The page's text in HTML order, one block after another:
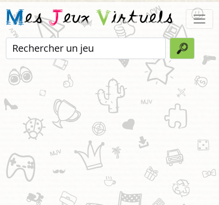
MesJeuxVirtuels